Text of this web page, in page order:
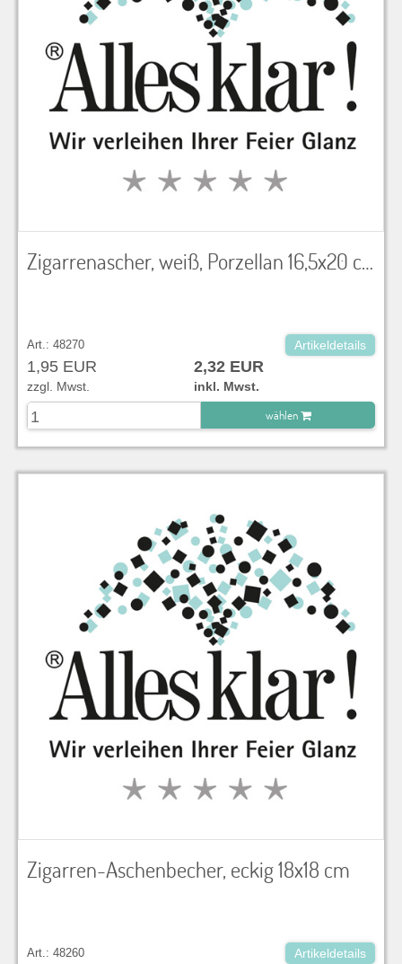
Zigarrenascher, weiß, Porzellan 16,5x20 cm
Art.: 48270 Artikeldetails
1,95 EUR 2,32 EUR
zzgl. Mwst.
inkl. Mwst.
wählen
zu Warenkorb hinzugefügt.
Zigarren-Aschenbecher, eckig 18x18 cm
Art.: 48260 Artikeldetails